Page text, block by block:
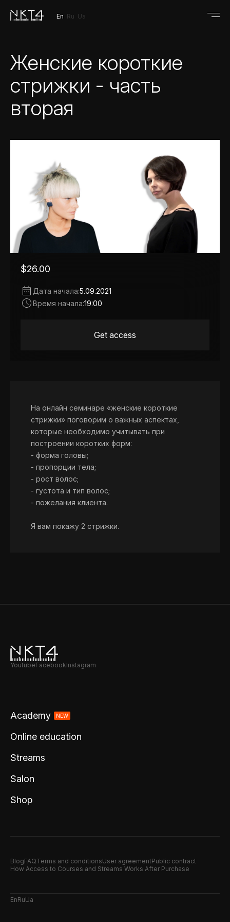
En Ru Ua
Женские короткие
стрижки - часть
вторая
$26.00
Дата начала:5.09.2021
Время начала:19:00
Get access
На онлайн семинаре «женские короткие
стрижки» поговорим о важных аспектах,
которые необходимо учитывать при
построении коротких форм:
- форма головы;
- пропорции тела;
- рост волос;
- густота и тип волос;
- пожелания клиента.
Я вам покажу 2 стрижки.
YoutubeFacebookInstagram
Academy NEW
Online education
Streams
Salon
Shop
BlogFAQTerms and conditionsUser agreementPublic contract
How Access to Courses and Streams Works After Purchase
EnRuUa